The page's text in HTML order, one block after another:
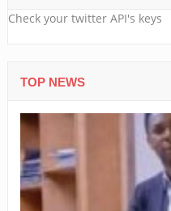
Check your twitter API's keys
TOP NEWS